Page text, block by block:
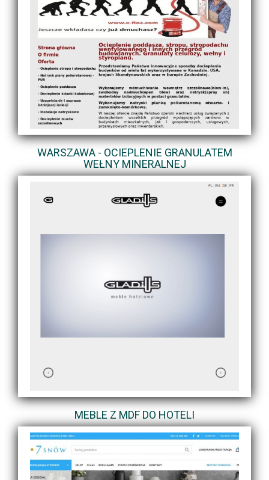
WARSZAWA - OCIEPLENIE GRANULATEM
WEŁNY MINERALNEJ
MEBLE Z MDF DO HOTELI